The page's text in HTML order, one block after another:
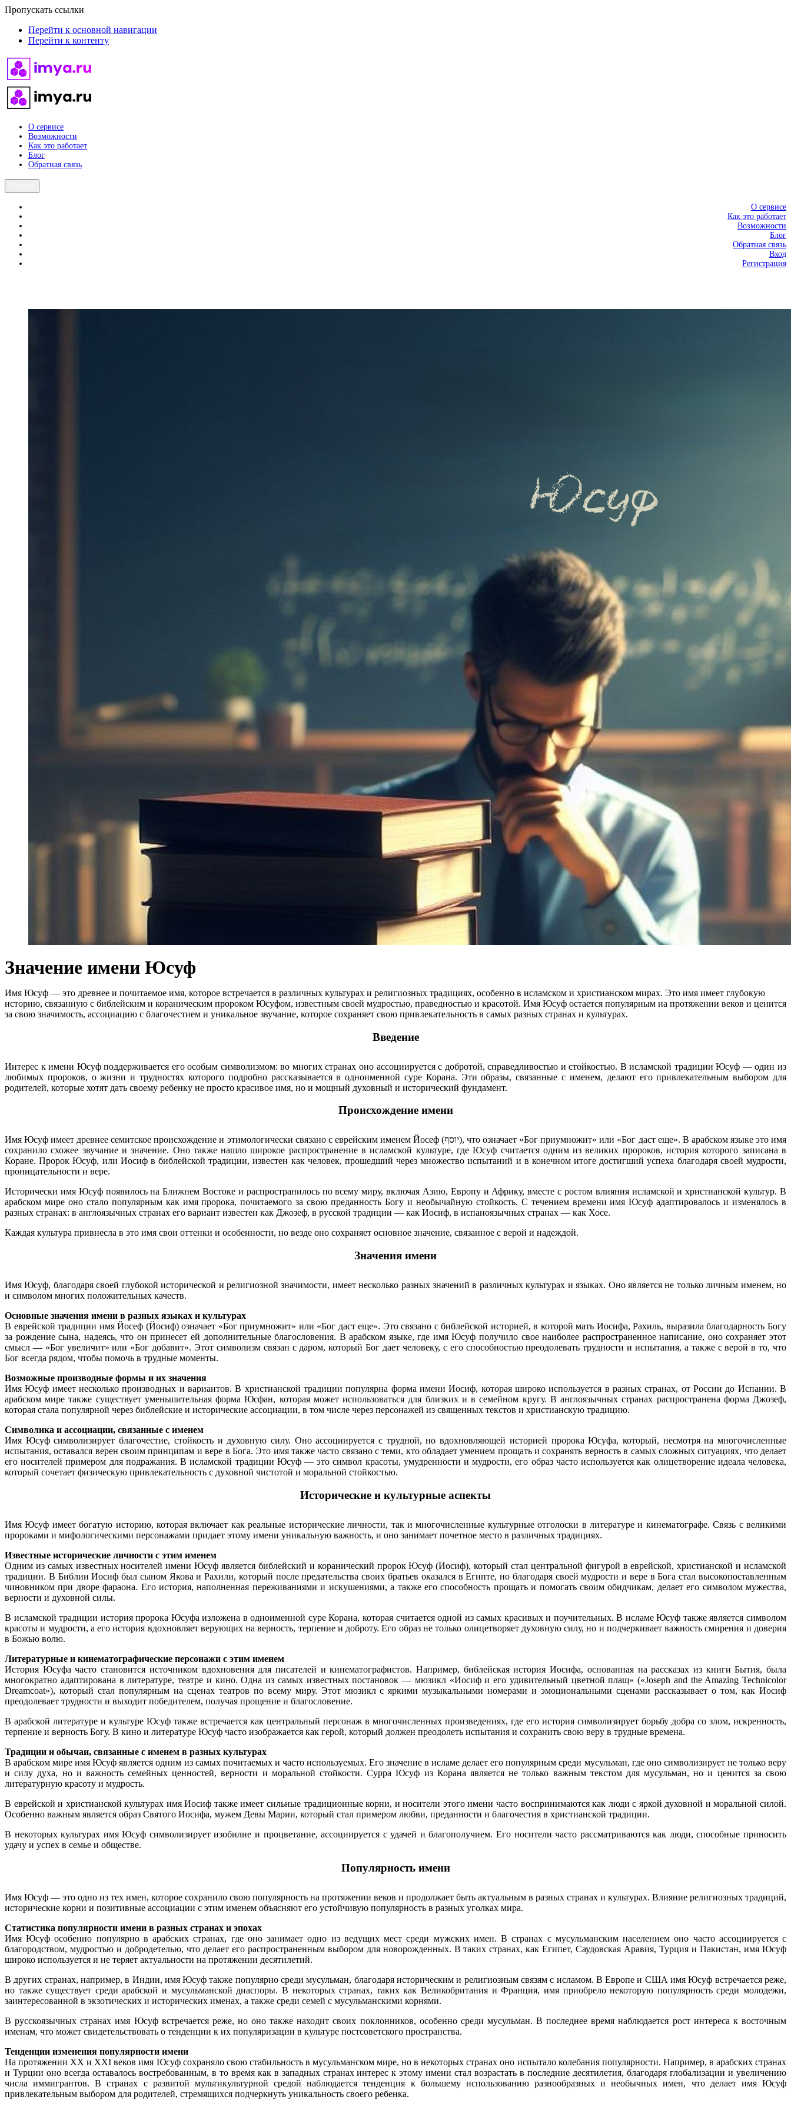
Пропускать ссылки
Перейти к основной навигации
Перейти к контенту
О сервисе
Возможности
Как это работает
Блог
Обратная связь
О сервисе
Как это работает
Возможности
Блог
Обратная связь
Вход
Регистрация
Значение имени Юсуф
Имя Юсуф — это древнее и почитаемое имя, которое встречается в различных культурах и религиозных традициях, особенно в исламском и христианском мирах. Это имя имеет глубокую
историю, связанную с библейским и кораническим пророком Юсуфом, известным своей мудростью, праведностью и красотой. Имя Юсуф остается популярным на протяжении веков и ценится
за свою значимость, ассоциацию с благочестием и уникальное звучание, которое сохраняет свою привлекательность в самых разных странах и культурах.
Введение
Интерес к имени Юсуф поддерживается его особым символизмом: во многих странах оно ассоциируется с добротой, справедливостью и стойкостью. В исламской традиции Юсуф — один из
любимых пророков, о жизни и трудностях которого подробно рассказывается в одноименной суре Корана. Эти образы, связанные с именем, делают его привлекательным выбором для
родителей, которые хотят дать своему ребенку не просто красивое имя, но и мощный духовный и исторический фундамент.
Происхождение имени
Имя Юсуф имеет древнее семитское происхождение и этимологически связано с еврейским именем Йосеф (יוסף), что означает «Бог приумножит» или «Бог даст еще». В арабском языке это имя
сохранило схожее звучание и значение. Оно также нашло широкое распространение в исламской культуре, где Юсуф считается одним из великих пророков, история которого записана в
Коране. Пророк Юсуф, или Иосиф в библейской традиции, известен как человек, прошедший через множество испытаний и в конечном итоге достигший успеха благодаря своей мудрости,
проницательности и вере.
Исторически имя Юсуф появилось на Ближнем Востоке и распространилось по всему миру, включая Азию, Европу и Африку, вместе с ростом влияния исламской и христианской культур. В
арабском мире оно стало популярным как имя пророка, почитаемого за свою преданность Богу и необычайную стойкость. С течением времени имя Юсуф адаптировалось и изменялось в
разных странах: в англоязычных странах его вариант известен как Джозеф, в русской традиции — как Иосиф, в испаноязычных странах — как Хосе.
Каждая культура привнесла в это имя свои оттенки и особенности, но везде оно сохраняет основное значение, связанное с верой и надеждой.
Значения имени
Имя Юсуф, благодаря своей глубокой исторической и религиозной значимости, имеет несколько разных значений в различных культурах и языках. Оно является не только личным именем, но
и символом многих положительных качеств.
Основные значения имени в разных языках и культурах
В еврейской традиции имя Йосеф (Йосиф) означает «Бог приумножит» или «Бог даст еще». Это связано с библейской историей, в которой мать Иосифа, Рахиль, выразила благодарность Богу
за рождение сына, надеясь, что он принесет ей дополнительные благословения. В арабском языке, где имя Юсуф получило свое наиболее распространенное написание, оно сохраняет этот
смысл — «Бог увеличит» или «Бог добавит». Этот символизм связан с даром, который Бог дает человеку, с его способностью преодолевать трудности и испытания, а также с верой в то, что
Бог всегда рядом, чтобы помочь в трудные моменты.
Возможные производные формы и их значения
Имя Юсуф имеет несколько производных и вариантов. В христианской традиции популярна форма имени Иосиф, которая широко используется в разных странах, от России до Испании. В
арабском мире также существует уменьшительная форма Юсфан, которая может использоваться для близких и в семейном кругу. В англоязычных странах распространена форма Джозеф,
которая стала популярной через библейские и исторические ассоциации, в том числе через персонажей из священных текстов и христианскую традицию.
Символика и ассоциации, связанные с именем
Имя Юсуф символизирует благочестие, стойкость и духовную силу. Оно ассоциируется с трудной, но вдохновляющей историей пророка Юсуфа, который, несмотря на многочисленные
испытания, оставался верен своим принципам и вере в Бога. Это имя также часто связано с теми, кто обладает умением прощать и сохранять верность в самых сложных ситуациях, что делает
его носителей примером для подражания. В исламской традиции Юсуф — это символ красоты, умудренности и мудрости, его образ часто используется как олицетворение идеала человека,
который сочетает физическую привлекательность с духовной чистотой и моральной стойкостью.
Исторические и культурные аспекты
Имя Юсуф имеет богатую историю, которая включает как реальные исторические личности, так и многочисленные культурные отголоски в литературе и кинематографе. Связь с великими
пророками и мифологическими персонажами придает этому имени уникальную важность, и оно занимает почетное место в различных традициях.
Известные исторические личности с этим именем
Одним из самых известных носителей имени Юсуф является библейский и коранический пророк Юсуф (Иосиф), который стал центральной фигурой в еврейской, христианской и исламской
традиции. В Библии Иосиф был сыном Якова и Рахили, который после предательства своих братьев оказался в Египте, но благодаря своей мудрости и вере в Бога стал высокопоставленным
чиновником при дворе фараона. Его история, наполненная переживаниями и искушениями, а также его способность прощать и помогать своим обидчикам, делает его символом мужества,
верности и духовной силы.
В исламской традиции история пророка Юсуфа изложена в одноименной суре Корана, которая считается одной из самых красивых и поучительных. В исламе Юсуф также является символом
красоты и мудрости, а его история вдохновляет верующих на верность, терпение и доброту. Его образ не только олицетворяет духовную силу, но и подчеркивает важность смирения и доверия
в Божью волю.
Литературные и кинематографические персонажи с этим именем
История Юсуфа часто становится источником вдохновения для писателей и кинематографистов. Например, библейская история Иосифа, основанная на рассказах из книги Бытия, была
многократно адаптирована в литературе, театре и кино. Одна из самых известных постановок — мюзикл «Иосиф и его удивительный цветной плащ» («Joseph and the Amazing Technicolor
Dreamcoat»), который стал популярным на сценах театров по всему миру. Этот мюзикл с яркими музыкальными номерами и эмоциональными сценами рассказывает о том, как Иосиф
преодолевает трудности и выходит победителем, получая прощение и благословение.
В арабской литературе и культуре Юсуф также встречается как центральный персонаж в многочисленных произведениях, где его история символизирует борьбу добра со злом, искренность,
терпение и верность Богу. В кино и литературе Юсуф часто изображается как герой, который должен преодолеть испытания и сохранить свою веру в трудные времена.
Традиции и обычаи, связанные с именем в разных культурах
В арабском мире имя Юсуф является одним из самых почитаемых и часто используемых. Его значение в исламе делает его популярным среди мусульман, где оно символизирует не только веру
и силу духа, но и важность семейных ценностей, верности и моральной стойкости. Сурра Юсуф из Корана является не только важным текстом для мусульман, но и ценится за свою
литературную красоту и мудрость.
В еврейской и христианской культурах имя Иосиф также имеет сильные традиционные корни, и носители этого имени часто воспринимаются как люди с яркой духовной и моральной силой.
Особенно важным является образ Святого Иосифа, мужем Девы Марии, который стал примером любви, преданности и благочестия в христианской традиции.
В некоторых культурах имя Юсуф символизирует изобилие и процветание, ассоциируется с удачей и благополучием. Его носители часто рассматриваются как люди, способные приносить
удачу и успех в семье и обществе.
Популярность имени
Имя Юсуф — это одно из тех имен, которое сохранило свою популярность на протяжении веков и продолжает быть актуальным в разных странах и культурах. Влияние религиозных традиций,
исторические корни и позитивные ассоциации с этим именем объясняют его устойчивую популярность в разных уголках мира.
Статистика популярности имени в разных странах и эпохах
Имя Юсуф особенно популярно в арабских странах, где оно занимает одно из ведущих мест среди мужских имен. В странах с мусульманским населением оно часто ассоциируется с
благородством, мудростью и добродетелью, что делает его распространенным выбором для новорожденных. В таких странах, как Египет, Саудовская Аравия, Турция и Пакистан, имя Юсуф
широко используется и не теряет актуальности на протяжении десятилетий.
В других странах, например, в Индии, имя Юсуф также популярно среди мусульман, благодаря историческим и религиозным связям с исламом. В Европе и США имя Юсуф встречается реже,
но также существует среди арабской и мусульманской диаспоры. В некоторых странах, таких как Великобритания и Франция, имя приобрело некоторую популярность среди молодежи,
заинтересованной в экзотических и исторических именах, а также среди семей с мусульманскими корнями.
В русскоязычных странах имя Юсуф встречается реже, но оно также находит своих поклонников, особенно среди мусульман. В последнее время наблюдается рост интереса к восточным
именам, что может свидетельствовать о тенденции к их популяризации в культуре постсоветского пространства.
Тенденции изменения популярности имени
На протяжении XX и XXI веков имя Юсуф сохраняло свою стабильность в мусульманском мире, но в некоторых странах оно испытало колебания популярности. Например, в арабских странах
и Турции оно всегда оставалось востребованным, в то время как в западных странах интерес к этому имени стал возрастать в последние десятилетия, благодаря глобализации и увеличению
числа иммигрантов. В странах с развитой мультикультурной средой наблюдается тенденция к большему использованию разнообразных и необычных имен, что делает имя Юсуф
привлекательным выбором для родителей, стремящихся подчеркнуть уникальность своего ребенка.